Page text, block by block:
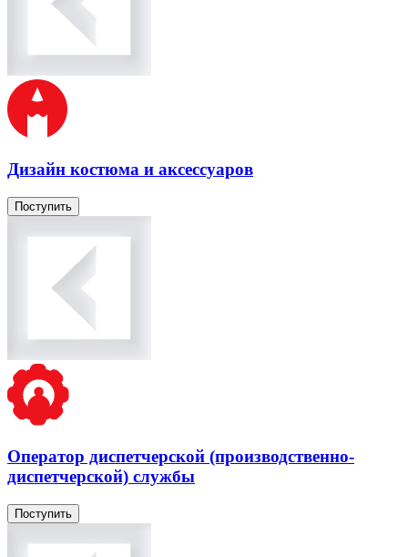
Дизайн костюма и аксессуаров
Поступить
Оператор диспетчерской (производственно-
диспетчерской) службы
Поступить